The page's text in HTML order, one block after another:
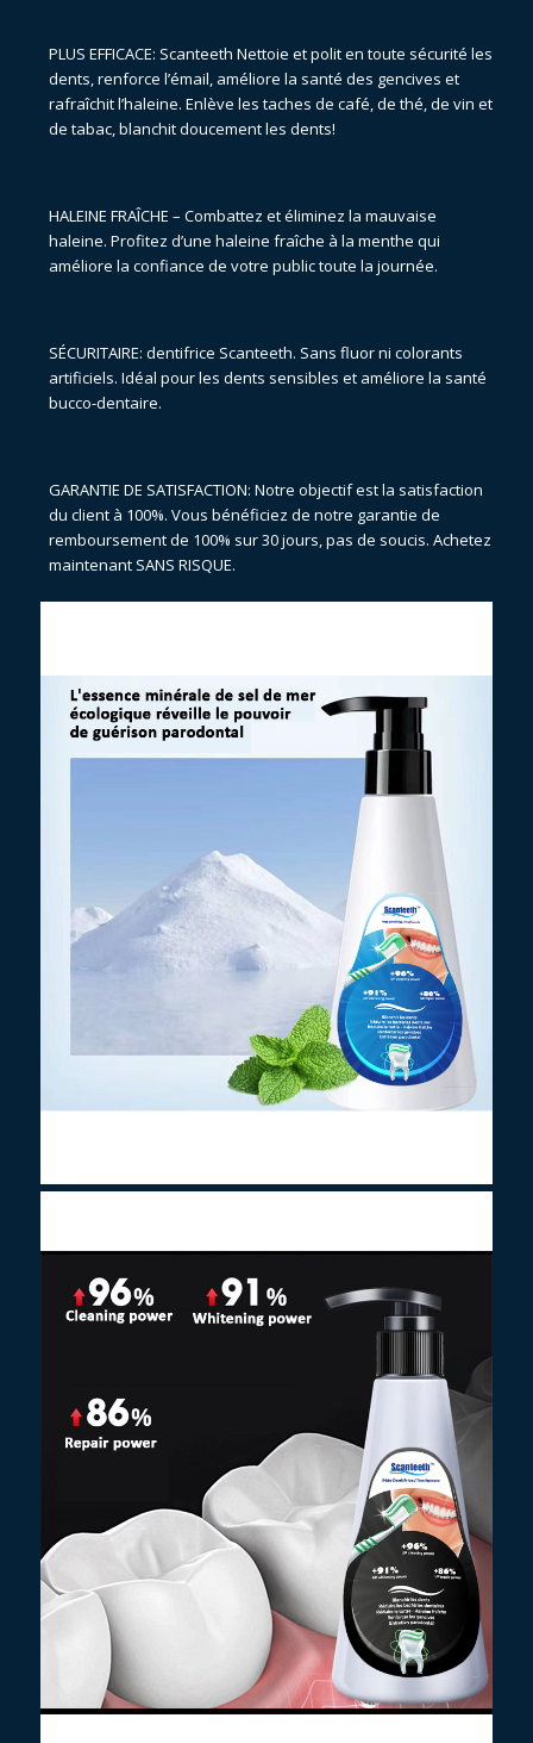
PLUS EFFICACE: Scanteeth Nettoie et polit en toute sécurité les
dents, renforce l’émail, améliore la santé des gencives et
rafraîchit l’haleine. Enlève les taches de café, de thé, de vin et
de tabac, blanchit doucement les dents!
HALEINE FRAÎCHE – Combattez et éliminez la mauvaise
haleine. Profitez d’une haleine fraîche à la menthe qui
améliore la confiance de votre public toute la journée.
SÉCURITAIRE: dentifrice Scanteeth. Sans fluor ni colorants
artificiels. Idéal pour les dents sensibles et améliore la santé
bucco-dentaire.
GARANTIE DE SATISFACTION: Notre objectif est la satisfaction
du client à 100%. Vous bénéficiez de notre garantie de
remboursement de 100% sur 30 jours, pas de soucis. Achetez
maintenant SANS RISQUE.